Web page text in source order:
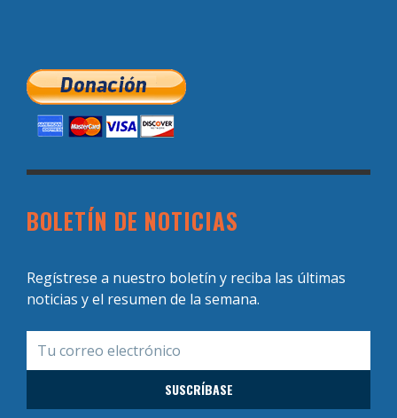
BOLETÍN DE NOTICIAS
Regístrese a nuestro boletín y reciba las últimas
noticias y el resumen de la semana.